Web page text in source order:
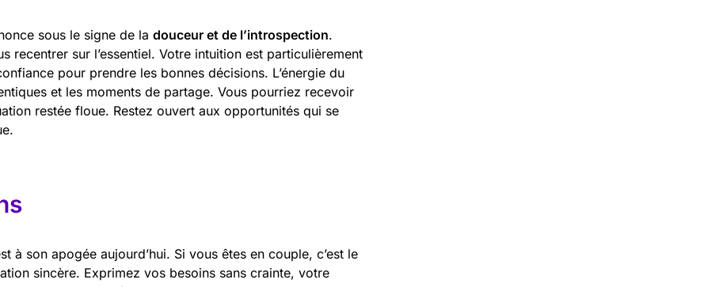
sous le signe de la douceur et de l’introspection.
recentrer sur l’essentiel. Votre intuition est particulièrement
pour prendre les bonnes décisions. L’énergie du
et les moments de partage. Vous pourriez recevoir
restée floue. Restez ouvert aux opportunités qui se
à son apogée aujourd’hui. Si vous êtes en couple, c’est le
sincère. Exprimez vos besoins sans crainte, votre